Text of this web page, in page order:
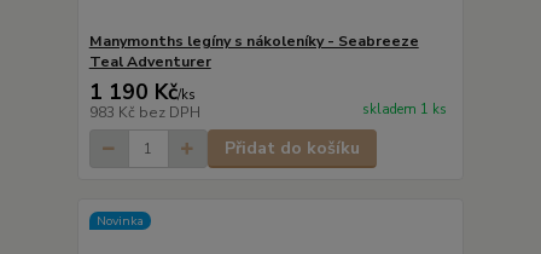
Manymonths legíny s nákoleníky - Seabreeze
Teal Adventurer
1 190 Kč/ks
983 Kč bez DPH skladem 1 ks
Přidat do košíku
Novinka